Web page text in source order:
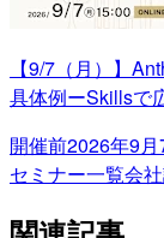
【9/7（月）】
具体例ーSkillsで
開催前2026年9
セミナー一覧会